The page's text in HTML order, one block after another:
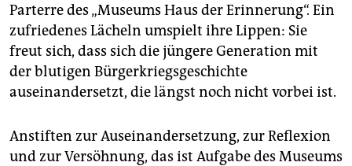
Parterre des „Museums Haus der Erinnerung“. Ein
zufriedenes Lächeln umspielt ihre Lippen: Sie
freut sich, dass sich die jüngere Generation mit
der blutigen Bürgerkriegsgeschichte
auseinandersetzt, die längst noch nicht vorbei ist.
Anstiften zur Auseinandersetzung, zur Reflexion
und zur Versöhnung, das ist Aufgabe des Museums